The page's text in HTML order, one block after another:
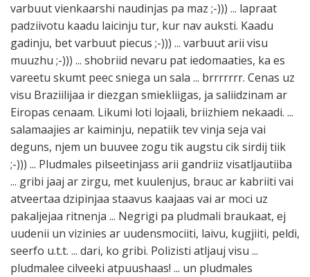
varbuut vienkaarshi naudinjas pa maz ;-))) ... lapraat
padziivotu kaadu laicinju tur, kur nav auksti. Kaadu
gadinju, bet varbuut piecus ;-))) ... varbuut arii visu
muuzhu ;-))) ... shobriid nevaru pat iedomaaties, ka es
vareetu skumt peec sniega un sala ... brrrrrrr. Cenas uz
visu Braziilijaa ir diezgan smiekliigas, ja saliidzinam ar
Eiropas cenaam. Likumi loti lojaali, briizhiem nekaadi. ...
salamaajies ar kaiminju, nepatiik tev vinja seja vai
deguns, njem un buuvee zogu tik augstu cik sirdij tiik
;-))) ... Pludmales pilseetinjass arii gandriiz visatljautiiba
... gribi jaaj ar zirgu, met kuulenjus, brauc ar kabriiti vai
atveertaa dzipinjaa staavus kaajaas vai ar moci uz
pakaljejaa ritnenja ... Negrigi pa pludmali braukaat, ej
uudenii un vizinies ar uudensmociiti, laivu, kugjiiti, peldi,
seerfo u.t.t. ... dari, ko gribi. Polizisti atljauj visu ...
pludmalee cilveeki atpuushaas! ... un pludmales